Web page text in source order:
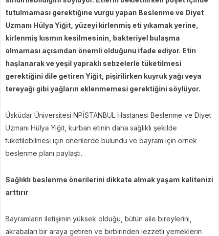
tutulmaması gerektiğine vurgu yapan Beslenme ve Diyet
Uzmanı Hülya Yiğit, yüzeyi kirlenmiş eti yıkamak yerine,
kirlenmiş kısmın kesilmesinin, bakteriyel bulaşma
olmaması açısından önemli olduğunu ifade ediyor. Etin
haşlanarak ve yeşil yapraklı sebzelerle tüketilmesi
gerektiğini dile getiren Yiğit, pişirilirken kuyruk yağı veya
tereyağı gibi yağların eklenmemesi gerektiğini söylüyor.
Üsküdar Üniversitesi NPİSTANBUL Hastanesi Beslenme ve Diyet
Uzmanı Hülya Yiğit, kurban etinin daha sağlıklı şekilde
tüketilebilmesi için önerilerde bulundu ve bayram için örnek
beslenme planı paylaştı.
Sağlıklı beslenme önerilerini dikkate almak yaşam kalitenizi
arttırır
Bayramların iletişimin yüksek olduğu, bütün aile bireylerini,
akrabaları bir araya getiren ve birbirinden lezzetli yemeklerin